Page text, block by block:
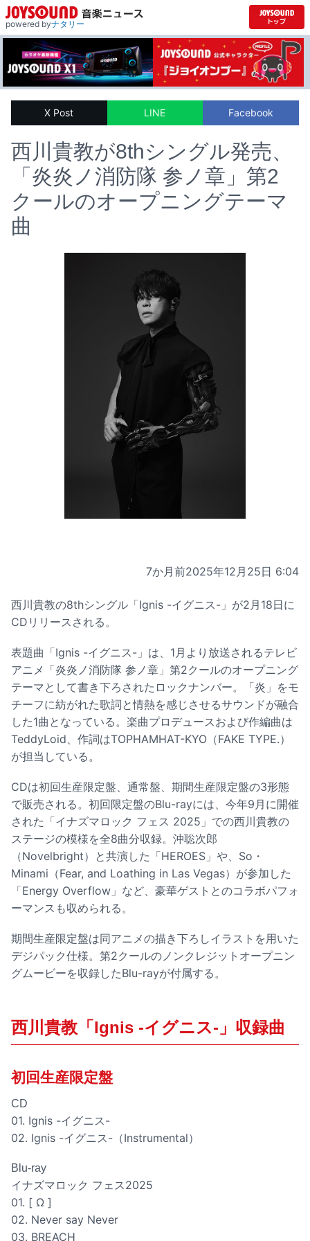
powered byナタリー
X Post LINE Facebook
西川貴教が8thシングル発売、
「炎炎ノ消防隊 参ノ章」第2
クールのオープニングテーマ
曲
7か月前2025年12月25日 6:04
西川貴教の8thシングル「Ignis -イグニス-」が2月18日に
CDリリースされる。
表題曲「Ignis -イグニス-」は、1月より放送されるテレビ
アニメ「炎炎ノ消防隊 参ノ章」第2クールのオープニング
テーマとして書き下ろされたロックナンバー。「炎」をモ
チーフに紡がれた歌詞と情熱を感じさせるサウンドが融合
した1曲となっている。楽曲プロデュースおよび作編曲は
TeddyLoid、作詞はTOPHAMHAT-KYO（FAKE TYPE.）
が担当している。
CDは初回生産限定盤、通常盤、期間生産限定盤の3形態
で販売される。初回限定盤のBlu-rayには、今年9月に開催
された「イナズマロック フェス 2025」での西川貴教の
ステージの模様を全8曲分収録。沖聡次郎
（Novelbright）と共演した「HEROES」や、So・
Minami（Fear, and Loathing in Las Vegas）が参加した
「Energy Overflow」など、豪華ゲストとのコラボパフォ
ーマンスも収められる。
期間生産限定盤は同アニメの描き下ろしイラストを用いた
デジパック仕様。第2クールのノンクレジットオープニン
グムービーを収録したBlu-rayが付属する。
西川貴教「Ignis -イグニス-」収録曲
初回生産限定盤
CD
01. Ignis -イグニス-
02. Ignis -イグニス-（Instrumental）
Blu-ray
イナズマロック フェス2025
01. [ Ω ]
02. Never say Never
03. BREACH